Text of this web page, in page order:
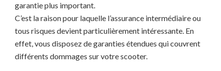
garantie plus important.
C’est la raison pour laquelle l’assurance intermédiaire ou
tous risques devient particulièrement intéressante. En
effet, vous disposez de garanties étendues qui couvrent
différents dommages sur votre scooter.